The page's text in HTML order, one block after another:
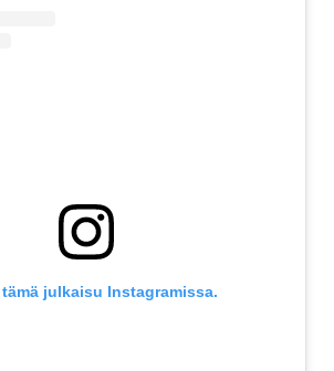
tämä julkaisu Instagramissa.